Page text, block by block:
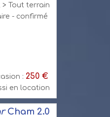
> Tout terrain
- confirmé
: 250 €
en location
Cham 2.0